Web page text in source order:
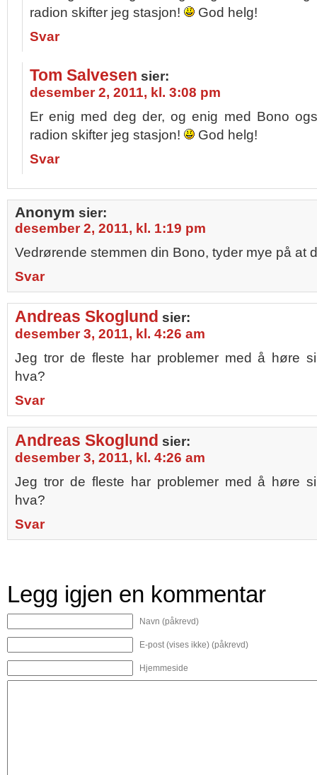
radion skifter jeg stasjon!
God helg!
Svar
Tom Salvesen sier:
desember 2, 2011, kl. 3:08 pm
Er enig med deg der, og enig med Bono
radion skifter jeg stasjon!
God helg!
Svar
Anonym sier:
desember 2, 2011, kl. 1:19 pm
Vedrørende stemmen din Bono, tyder mye på at
Svar
Andreas Skoglund sier:
desember 3, 2011, kl. 4:26 am
Jeg tror de fleste har problemer med å høre
hva?
Svar
Andreas Skoglund sier:
desember 3, 2011, kl. 4:26 am
Jeg tror de fleste har problemer med å høre
hva?
Svar
Legg igjen en kommentar
Navn (påkrevd)
E-post (vises ikke) (påkrevd)
Hjemmeside